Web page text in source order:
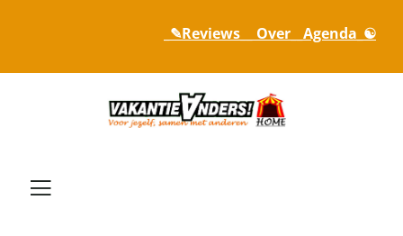
_✎Reviews_ _ Over_ _Agenda_☯